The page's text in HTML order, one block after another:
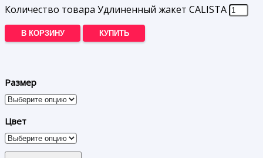
Количество товара Удлиненный жакет CALISTA
В КОРЗИНУ КУПИТЬ
Размер
Цвет